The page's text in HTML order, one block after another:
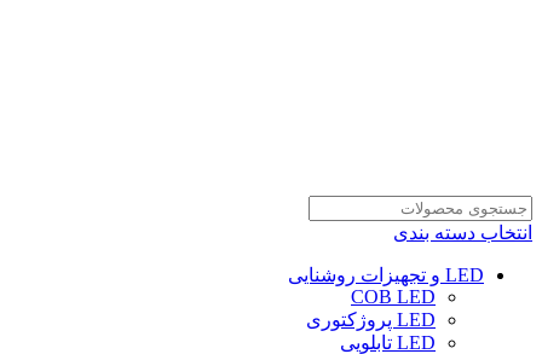
انتخاب دسته بندی
LED و تجهیزات روشنایی
COB LED
LED پروژکتوری
LED تابلویی